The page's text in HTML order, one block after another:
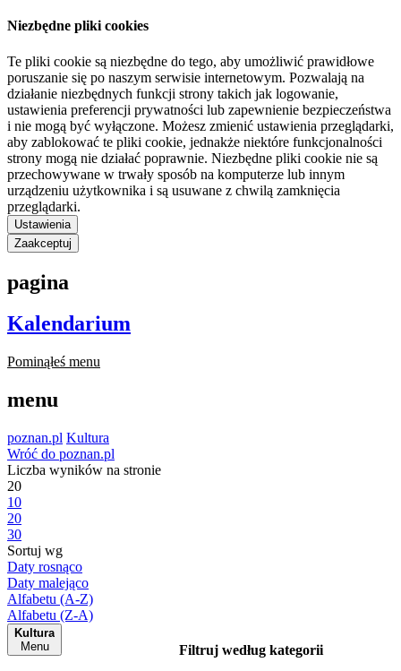
Niezbędne pliki cookies
Te pliki cookie są niezbędne do tego, aby umożliwić prawidłowe
poruszanie się po naszym serwisie internetowym. Pozwalają na
działanie niezbędnych funkcji strony takich jak logowanie,
ustawienia preferencji prywatności lub zapewnienie bezpieczeństwa
i nie mogą być wyłączone. Możesz zmienić ustawienia przeglądarki,
aby zablokować te pliki cookie, jednakże niektóre funkcjonalności
strony mogą nie działać poprawnie. Niezbędne pliki cookie nie są
przechowywane w trwały sposób na komputerze lub innym
urządzeniu użytkownika i są usuwane z chwilą zamknięcia
przeglądarki.
Ustawienia
Zaakceptuj
pagina
Kalendarium
Pominąłeś menu
menu
poznan.pl Kultura
Wróć do poznan.pl
Liczba wyników na stronie
20
10
20
30
Sortuj wg
Daty rosnąco
Daty malejąco
Alfabetu (A-Z)
Alfabetu (Z-A)
Kultura
Menu
Filtruj według kategorii